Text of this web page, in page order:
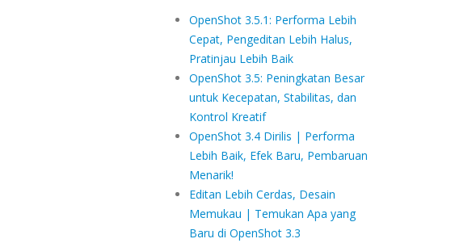
OpenShot 3.5.1: Performa Lebih
Cepat, Pengeditan Lebih Halus,
Pratinjau Lebih Baik
OpenShot 3.5: Peningkatan Besar
untuk Kecepatan, Stabilitas, dan
Kontrol Kreatif
OpenShot 3.4 Dirilis | Performa
Lebih Baik, Efek Baru, Pembaruan
Menarik!
Editan Lebih Cerdas, Desain
Memukau | Temukan Apa yang
Baru di OpenShot 3.3